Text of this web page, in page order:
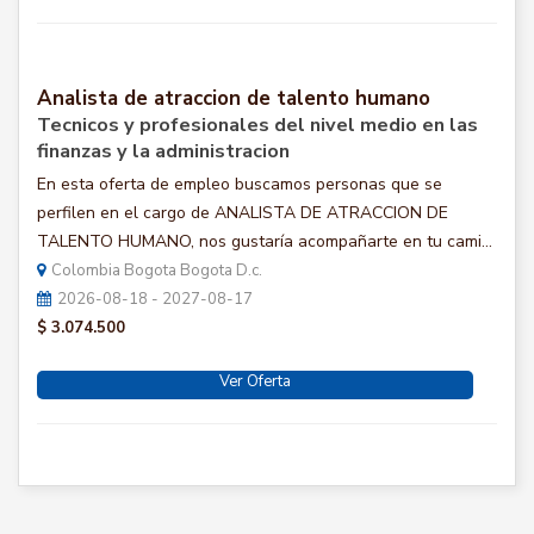
Analista de atraccion de talento humano
Tecnicos y profesionales del nivel medio en las
finanzas y la administracion
En esta oferta de empleo buscamos personas que se
perfilen en el cargo de ANALISTA DE ATRACCION DE
TALENTO HUMANO, nos gustaría acompañarte en tu cami...
Colombia Bogota Bogota D.c.
2026-08-18 - 2027-08-17
$ 3.074.500
Ver Oferta